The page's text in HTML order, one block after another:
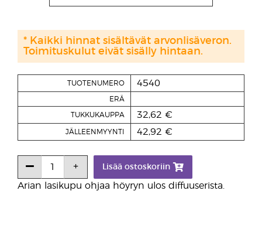
Arian lasikupu ohjaa höyryn ulos diffuuserista.
TUOTENUMERO 4540
ERÄ
TUKKUKAUPPA 32,62 €
JÄLLEENMYYNTI 42,92 €
Lisää ostoskoriin
* Kaikki hinnat sisältävät arvonlisäveron.
Toimituskulut eivät sisälly hintaan.